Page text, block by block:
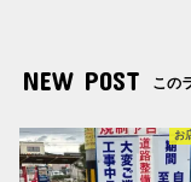
NEW POST この
お